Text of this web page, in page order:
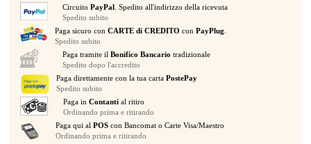
CONTROLLER
ALL
IN
ONE
quantità
Circuito PayPal . Spedito all'indirizzo della ricevuta
Spedito subito
Paga sicuro conCARTE di CREDITO conPayPlug
Spedito subito
Paga tramite il Bonifico Bancario tradizionale
Spedito dopo l'accredito
Paga direttamente con la tua carta PostePay
Spedito subito
Paga inContanti al ritiro
Ordinando prima e ritirando
Paga qui al POS con Bancomat o Carte Visa/Maestro
Ordinando prima e ritirando